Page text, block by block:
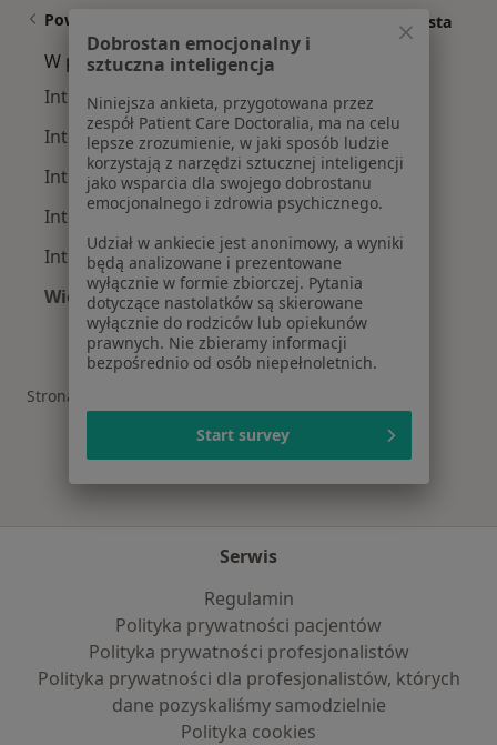
Powiązane wyszukiwania Oferty pracy - Internista
W pobliżu Kruszwicy
Interniści w Toruniu
Interniści w Inowrocławiu
Interniści w Włocławku
Interniści w Ciechocinku
Interniści w Koninie
Więcej (14)
Więcej w kategorii: W pobliżu Kruszwicy
Strona Główna
Serwis
Regulamin
Polityka prywatności pacjentów
Polityka prywatności profesjonalistów
Polityka prywatności dla profesjonalistów, których
dane pozyskaliśmy samodzielnie
Polityka cookies
Dobrostan emocjonalny i
sztuczna inteligencja
Niniejsza ankieta, przygotowana przez
zespół Patient Care Doctoralia, ma na celu
lepsze zrozumienie, w jaki sposób ludzie
korzystają z narzędzi sztucznej inteligencji
jako wsparcia dla swojego dobrostanu
emocjonalnego i zdrowia psychicznego.
Udział w ankiecie jest anonimowy, a wyniki
będą analizowane i prezentowane
wyłącznie w formie zbiorczej. Pytania
dotyczące nastolatków są skierowane
wyłącznie do rodziców lub opiekunów
prawnych. Nie zbieramy informacji
bezpośrednio od osób niepełnoletnich.
Start survey